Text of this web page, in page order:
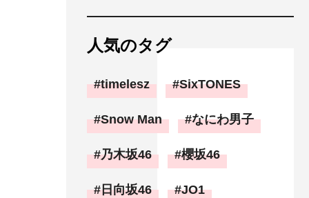
人気のタグ
timelesz SixTONES
Snow Man なにわ男子
乃木坂46 櫻坂46
日向坂46 JO1